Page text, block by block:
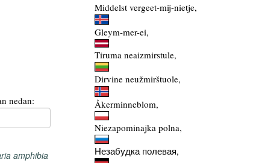
Middelst vergeet-mij-nietje,
Gleym-mer-ei,
Tiruma neaizmirstule,
Dirvine neužmirštuole,
Åkerminneblom,
Niezapominajka polna,
Незабудка полевая,